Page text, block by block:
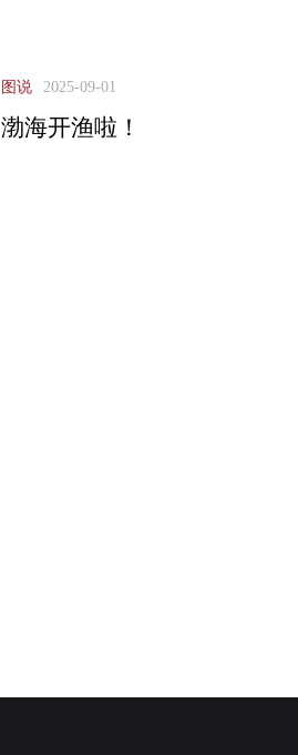
图说 2025-09-01
渤海开渔啦！